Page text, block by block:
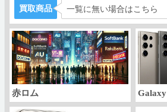
買取商品 一覧に無い場合はこちら
赤ロム Galaxy